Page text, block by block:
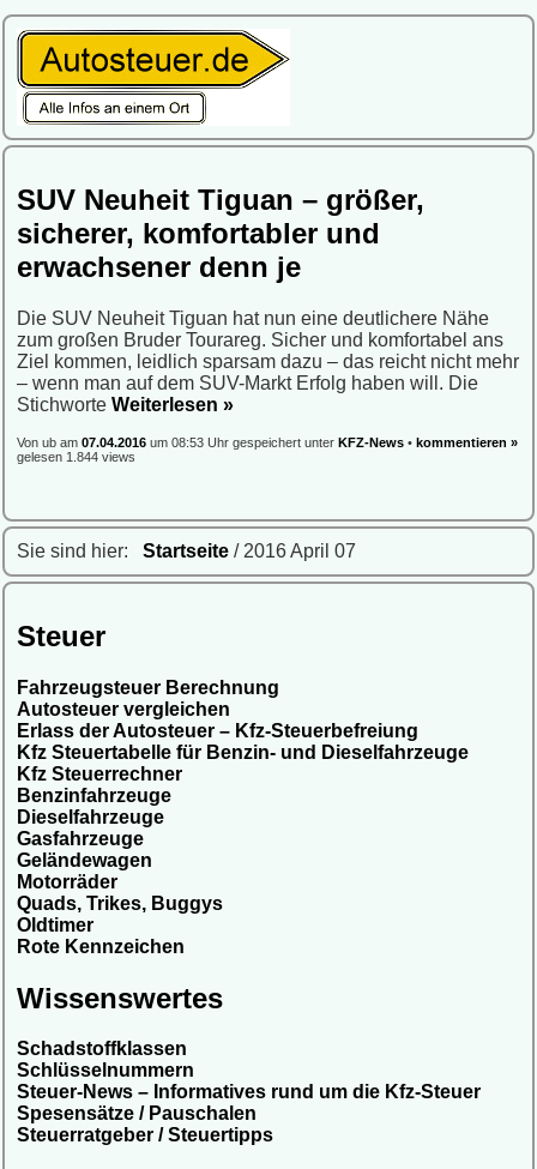
Sie sind hier: Startseite / 2016 April 07
Steuer
Fahrzeugsteuer Berechnung
Autosteuer vergleichen
Erlass der Autosteuer – Kfz-Steuerbefreiung
Kfz Steuertabelle für Benzin- und Dieselfahrzeuge
Kfz Steuerrechner
Benzinfahrzeuge
Dieselfahrzeuge
Gasfahrzeuge
Geländewagen
Motorräder
Quads, Trikes, Buggys
Oldtimer
Rote Kennzeichen
Wissenswertes
Schadstoffklassen
Schlüsselnummern
Steuer-News – Informatives rund um die Kfz-Steuer
Spesensätze / Pauschalen
Steuerratgeber / Steuertipps
SUV Neuheit Tiguan – größer,
sicherer, komfortabler und
erwachsener denn je
Die SUV Neuheit Tiguan hat nun eine deutlichere Nähe
zum großen Bruder Tourareg. Sicher und komfortabel ans
Ziel kommen, leidlich sparsam dazu – das reicht nicht mehr
– wenn man auf dem SUV-Markt Erfolg haben will. Die
Stichworte Weiterlesen »
Von ub am 07.04.2016 um 08:53 Uhr gespeichert unter KFZ-News • kommentieren »
gelesen 1.844 views